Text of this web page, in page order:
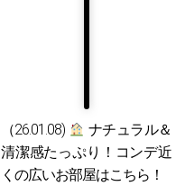
（26.01.08)
ナチュラル＆
清潔感たっぷり！コンデ近
くの広いお部屋はこちら！